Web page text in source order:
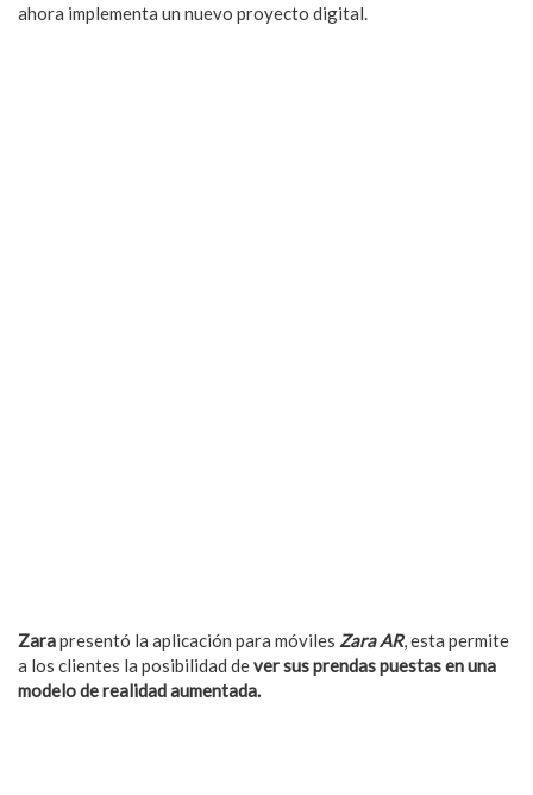
ahora implementa un nuevo proyecto digital.
Zarapresentó la aplicación para móviles Zara AR, esta permite
a los clientes la posibilidad dever sus prendas puestas en una
modelo de realidad aumentada.